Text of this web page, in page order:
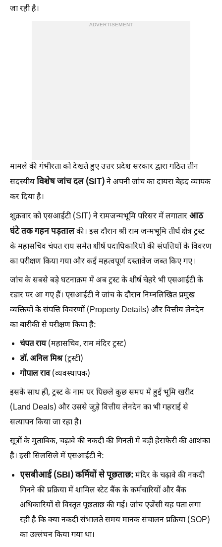
जा रही है।
ADVERTISEMENT
मामले की गंभीरता को देखते हुए उत्तर प्रदेश सरकार द्वारा गठित तीन
सदस्यीयविशेष जांच दल (SIT)ने अपनी जांच का दायरा बेहद व्यापक
कर दिया है।
शुक्रवार को एसआईटी (SIT) ने रामजन्मभूमि परिसर में लगातारआठ
घंटे तक गहन पड़तालकी। इस दौरान श्री राम जन्मभूमि तीर्थ क्षेत्र ट्रस्ट
के महासचिव चंपत राय समेत शीर्ष पदाधिकारियों की संपत्तियों के विवरण
का परीक्षण किया गया और कई महत्वपूर्ण दस्तावेज जब्त किए गए।
जांच के सबसे बड़े घटनाक्रम में अब ट्रस्ट के शीर्ष चेहरे भी एसआईटी के
रडार पर आ गए हैं। एसआईटी ने जांच के दौरान निम्नलिखित प्रमुख
व्यक्तियों के संपत्ति विवरणों (Property Details) और वित्तीय लेनदेन
का बारीकी से परीक्षण किया है:
चंपत राय(महासचिव, राम मंदिर ट्रस्ट)
डॉ. अनिल मिश्र(ट्रस्टी)
गोपाल राव(व्यवस्थापक)
इसके साथ ही, ट्रस्ट के नाम पर पिछले कुछ समय में हुई भूमि खरीद
(Land Deals) और उससे जुड़े वित्तीय लेनदेन का भी गहराई से
सत्यापन किया जा रहा है।
सूत्रों के मुताबिक, चढ़ावे की नकदी की गिनती में बड़ी हेराफेरी की आशंका
है। इसी सिलसिले में एसआईटी ने:
एसबीआई (SBI) कर्मियों से पूछताछ:मंदिर के चढ़ावे की नकदी
गिनने की प्रक्रिया में शामिल स्टेट बैंक के कर्मचारियों और बैंक
अधिकारियों से विस्तृत पूछताछ की गई। जांच एजेंसी यह पता लगा
रही है कि क्या नकदी संभालते समय मानक संचालन प्रक्रिया (SOP)
का उल्लंघन किया गया था।